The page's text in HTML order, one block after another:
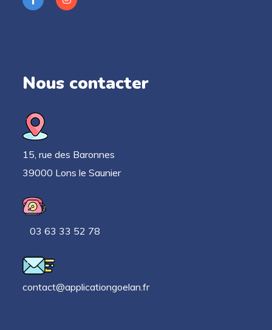
Nous contacter
15, rue des Baronnes
39000 Lons le Saunier
03 63 33 52 78
contact@applicationgoelan.fr